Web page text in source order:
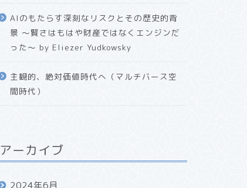
AIのもたらす深刻なリスクとその歴史的背
景 〜賢さはもはや財産ではなくエンジンだ
った〜 by Eliezer Yudkowsky
主観的、絶対価値時代へ（マルチバース空
間時代）
アーカイブ
2024年6月